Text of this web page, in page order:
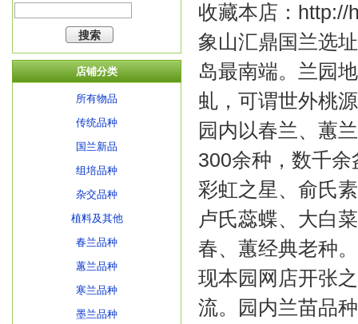
店铺分类
所有物品
传统品种
国兰新品
组培品种
杂交品种
植料及其他
春兰品种
蕙兰品种
寒兰品种
墨兰品种
收藏本店：http://
象山汇鼎国兰选
岛最南端。兰园
虬，可谓世外桃
园内以春兰、蕙
300余种，数千
彩虹之星、俞氏
卢氏蕊蝶、大白
春、蕙经典老种。
现本园网店开张
流。园内兰苗品